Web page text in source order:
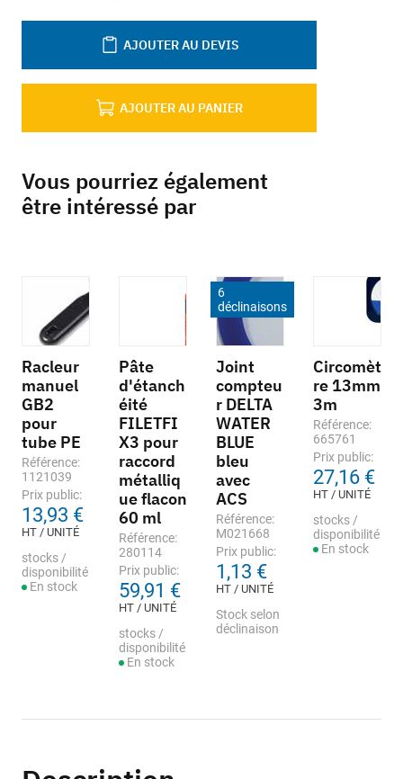
AJOUTER AU PANIER
AJOUTER AU DEVIS
Vous pourriez également
être intéressé par
Racleur
manuel
GB2
pour
tube PE
Référence:
1121039
Prix public:
13,93 €
HT / UNITÉ
stocks /
disponibilité
En stock
Pâte
d'étanch
éité
FILETFI
X3 pour
raccord
métalliq
ue flacon
60 ml
Référence:
280114
Prix public:
59,91 €
HT / UNITÉ
stocks /
disponibilité
En stock
6
déclinaisons
Joint
compteu
r DELTA
WATER
BLUE
bleu
avec
ACS
Référence:
M021668
Prix public:
1,13 €
HT / UNITÉ
Stock selon
déclinaison
Circomèt
re 13mm
3m
Référence:
665761
Prix public:
27,16 €
HT / UNITÉ
stocks /
disponibilité
En stock